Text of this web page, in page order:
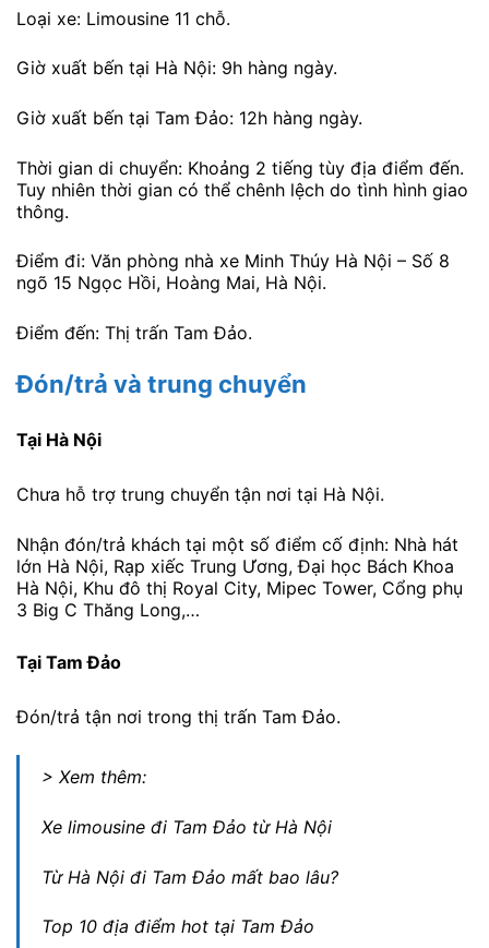
Loại xe: Limousine 11 chỗ.
Giờ xuất bến tại Hà Nội: 9h hàng ngày.
Giờ xuất bến tại Tam Đảo: 12h hàng ngày.
Thời gian di chuyển: Khoảng 2 tiếng tùy địa điểm đến.
Tuy nhiên thời gian có thể chênh lệch do tình hình giao
thông.
Điểm đi: Văn phòng nhà xe Minh Thúy Hà Nội – Số 8
ngõ 15 Ngọc Hồi, Hoàng Mai, Hà Nội.
Điểm đến: Thị trấn Tam Đảo.
Đón/trả và trung chuyển
Tại Hà Nội
Chưa hỗ trợ trung chuyển tận nơi tại Hà Nội.
Nhận đón/trả khách tại một số điểm cố định: Nhà hát
lớn Hà Nội, Rạp xiếc Trung Ương, Đại học Bách Khoa
Hà Nội, Khu đô thị Royal City, Mipec Tower, Cổng phụ
3 Big C Thăng Long,…
Tại Tam Đảo
Đón/trả tận nơi trong thị trấn Tam Đảo.
> Xem thêm:
Xe limousine đi Tam Đảo từ Hà Nội
Từ Hà Nội đi Tam Đảo mất bao lâu?
Top 10 địa điểm hot tại Tam Đảo